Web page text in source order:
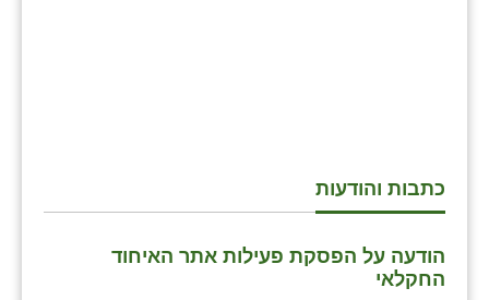
כתבות והודעות
הודעה על הפסקת פעילות אתר האיחוד
החקלאי
נהריה (אג״ש)